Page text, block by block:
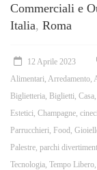
Commerciali e
Italia, Roma
12 Aprile 2023
Alimentari Arredamento
Biglietteria Biglietti Casa
Estetici Champagne
Parrucchieri Food
Palestre parchi
Tecnologia Tempo Libero